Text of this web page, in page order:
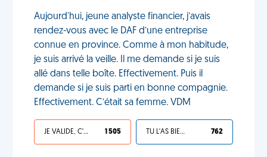
Aujourd'hui, jeune analyste financier, j’avais
rendez-vous avec le DAF d’une entreprise
connue en province. Comme à mon habitude,
je suis arrivé la veille. Il me demande si je suis
allé dans telle boîte. Effectivement. Puis il
demande si je suis parti en bonne compagnie.
Effectivement. C’était sa femme. VDM
JE VALIDE, C'EST UNE VDM 1 505 TU L'AS BIEN MÉRITÉ 762